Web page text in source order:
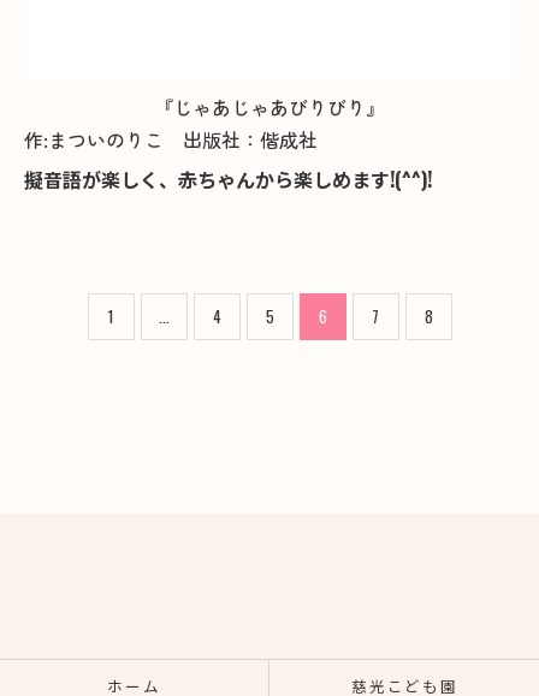
『じゃあじゃあびりびり』
作:まついのりこ 出版社：偕成社
擬音語が楽しく、赤ちゃんから楽しめます!(^^)!
1 ... 4 5 6 7 8
ホーム 慈光こども園